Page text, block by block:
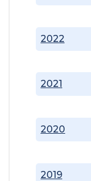
2019
2020
2021
2022